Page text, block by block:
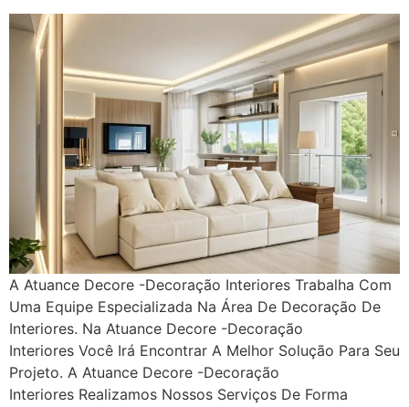
A Atuance Decore -Decoração Interiores Trabalha Com
Uma Equipe Especializada Na Área De Decoração De
Interiores. Na Atuance Decore -Decoração
Interiores Você Irá Encontrar A Melhor Solução Para Seu
Projeto. A Atuance Decore -Decoração
Interiores Realizamos Nossos Serviços De Forma